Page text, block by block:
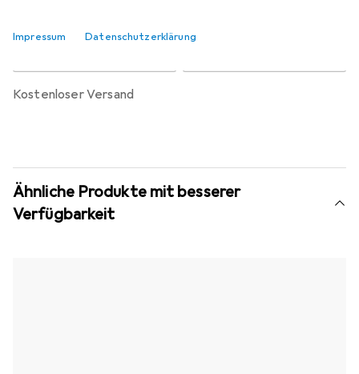
Impressum Datenschutzerklärung
kostenloser Versand
Ähnliche Produkte mit besserer
Verfügbarkeit